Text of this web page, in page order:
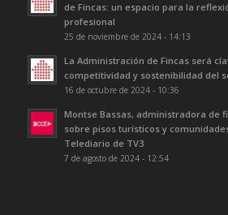
de Fincas: un espacio para la
profesional
25 de noviembre de 2024 - 14:13
La Administración de Fincas será
competitividad y sostenibilidad del
16 de octubre de 2024 - 10:36
Montse Bassas, administradora de
sobre pisos turísticos y
Telediario de TV3
7 de agosto de 2024 - 12:54